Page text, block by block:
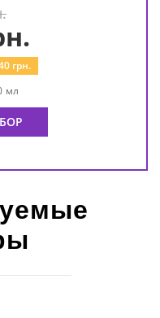
грн.
мл